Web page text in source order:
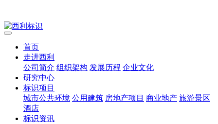
首页
走进西利
公司简介 组织架构 发展历程 企业文化
研究中心
标识项目
城市公共环境 公用建筑 房地产项目 商业地产 旅游景区
酒店
标识资讯